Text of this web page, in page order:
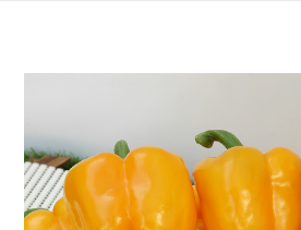
3115
黃
華
數